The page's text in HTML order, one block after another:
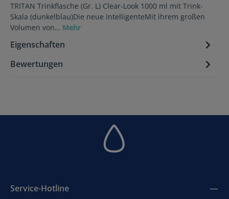
TRITAN Trinkflasche (Gr. L) Clear-Look 1000 ml mit Trink-
Skala (dunkelblau)Die neue IntelligenteMit ihrem großen
Volumen von… Mehr
Eigenschaften
Bewertungen
Service-Hotline